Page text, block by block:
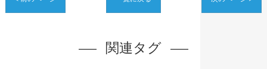
関連タグ